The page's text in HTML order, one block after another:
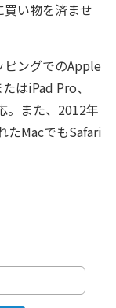
い物を済ませ
ングでのApple
はiPad Pro、
。また、2012年
たMacでもSafari